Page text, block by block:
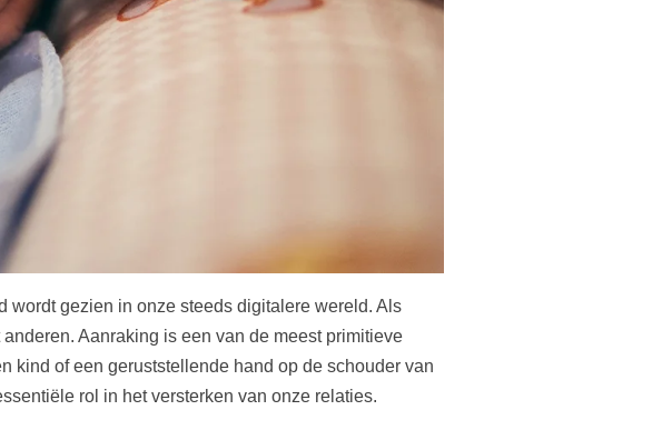
wordt gezien in onze steeds digitalere wereld. Als
Aanraking is een van de meest primitieve
kind of een geruststellende hand op de schouder van
rol in het versterken van onze relaties.